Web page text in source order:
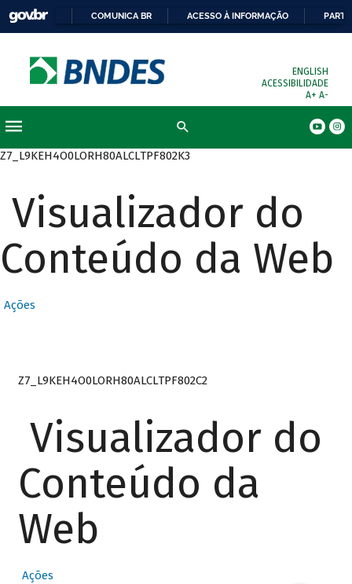
COMUNICA BR ACESSO À INFORMAÇÃO
ENGLISH
ACESSIBILIDADE
A+ A-
Z7_L9KEH4O0LORH80ALCLTPF802K3
Visualizador do
Conteúdo da Web
Ações
Z7_L9KEH4O0LORH80ALCLTPF802C2
Visualizador do
Conteúdo da
Web
Ações